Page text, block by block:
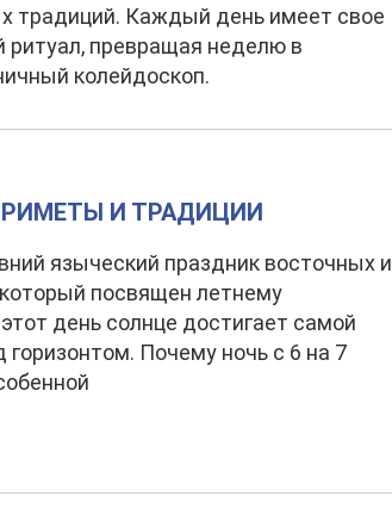
традиций. Каждый день имеет свое
ритуал, превращая неделю в
колейдоскоп.
И ТРАДИЦИИ
языческий праздник восточных и
посвящен летнему
день солнце достигает самой
горизонтом. Почему ночь с 6 на 7